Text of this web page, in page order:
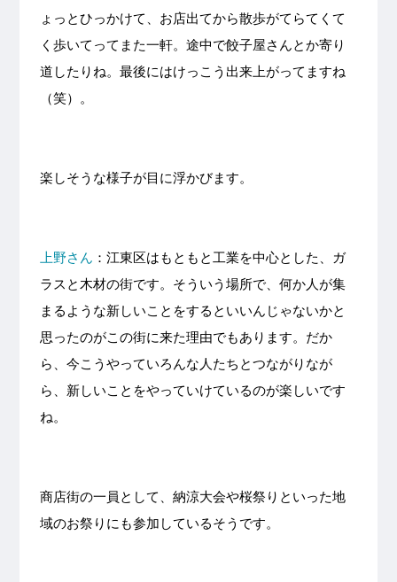
ょっとひっかけて、お店出てから散歩がてらてくて
く歩いてってまた一軒。途中で餃子屋さんとか寄り
道したりね。最後にはけっこう出来上がってますね
（笑）。
楽しそうな様子が目に浮かびます。
上野さん ：江東区はもともと工業を中心とした、ガ
ラスと木材の街です。そういう場所で、何か人が集
まるような新しいことをするといいんじゃないかと
思ったのがこの街に来た理由でもあります。だか
ら、今こうやっていろんな人たちとつながりなが
ら、新しいことをやっていけているのが楽しいです
ね。
商店街の一員として、納涼大会や桜祭りといった地
域のお祭りにも参加しているそうです。